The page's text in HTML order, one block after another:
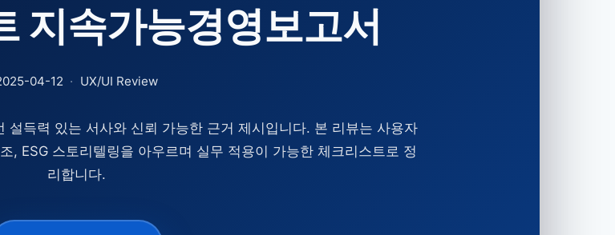
지속가능경영보고서
04-12 · UX/UI Review
설득력 있는 서사와 신뢰 가능한 근거 제시입니다. 본 리뷰는 사용자
, ESG 스토리텔링을 아우르며 실무 적용이 가능한 체크리스트로 정
리합니다.